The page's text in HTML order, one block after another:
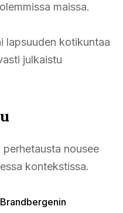
maissa.
lapsuuden kotikuntaa
julkaistu
nousee
kontekstissa.